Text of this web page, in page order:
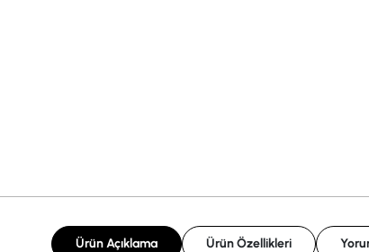
Ürün Açıklama Ürün Özellikleri